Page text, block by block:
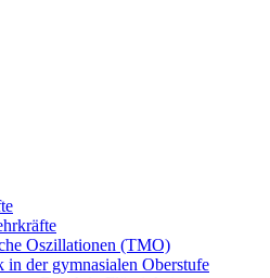
Oszillationen (TMO)
in der gymnasialen Oberstufe